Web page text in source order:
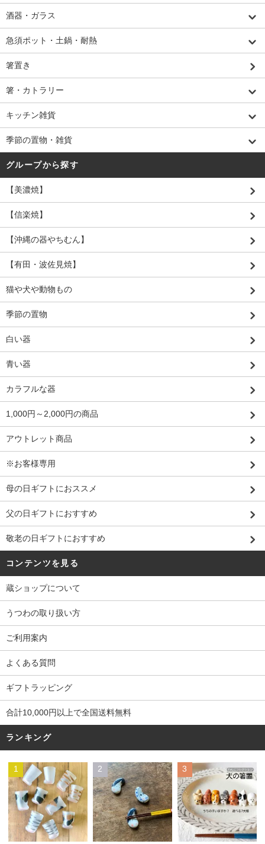
酒器・ガラス
急須ポット・土鍋・耐熱
箸置き
箸・カトラリー
キッチン雑貨
季節の置物・雑貨
グループから探す
【美濃焼】
【信楽焼】
【沖縄の器やちむん】
【有田・波佐見焼】
猫や犬や動物もの
季節の置物
白い器
青い器
カラフルな器
1,000円～2,000円の商品
アウトレット商品
※お客様専用
母の日ギフトにおススメ
父の日ギフトにおすすめ
敬老の日ギフトにおすすめ
コンテンツを見る
蔵ショップについて
うつわの取り扱い方
ご利用案内
よくある質問
ギフトラッピング
合計10,000円以上で全国送料無料
ランキング
1 2 3